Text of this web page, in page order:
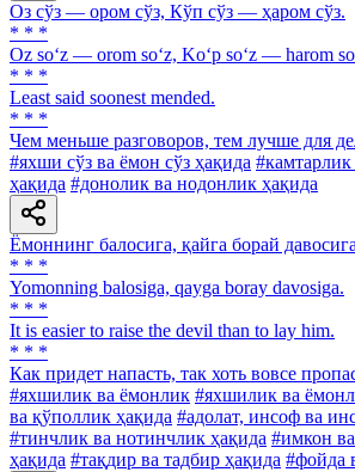
Оз сўз — ором сўз, Кўп сўз — ҳаром сўз.
* * *
Oz so‘z — orom so‘z, Ko‘p so‘z — harom
* * *
Least said soonest mended.
* * *
Чем меньше разговоров, тем лучше для
#яхши сўз ва ёмон сўз ҳақида
ҳақида #донолик ва нодонлик ҳақида
Ёмоннинг балосига, қайга борай
* * *
Yomonning balosiga, qayga boray davosiga.
* * *
It is easier to raise the devil than to lay him.
* * *
Как придет напасть, так хоть вовсе
#яхшилик ва ёмонлик #яхшилик ва
ва қўполлик ҳақида #адолат, инсоф ва
#тинчлик ва нотинчлик ҳақида #имкон
ҳақида #тақдир ва тадбир ҳақида #фойда